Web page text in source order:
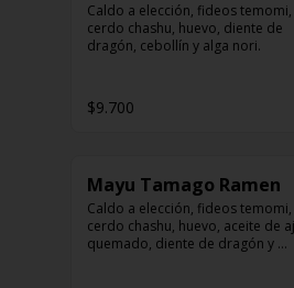
Caldo a elección, fideos temomi,
cerdo chashu, huevo, diente de
dragón, cebollín y alga nori.
$9.700
Mayu Tamago Ramen
Caldo a elección, fideos temomi,
cerdo chashu, huevo, aceite de
quemado, diente de dragón y